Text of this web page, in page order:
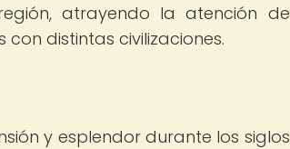
atrayendo la atención de
distintas civilizaciones.
y esplendor durante los siglos